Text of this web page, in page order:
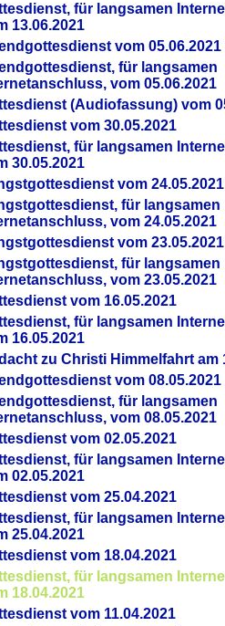
für langsamen
13.06.2021
vom 05.06.2021
für langsamen
vom 05.06.2021
(Audiofassung) vom
vom 30.05.2021
für langsamen
30.05.2021
vom 24.05.2021
für langsamen
vom 24.05.2021
vom 23.05.2021
für langsamen
vom 23.05.2021
vom 16.05.2021
für langsamen
16.05.2021
zu Christi Himmelfahrt am
vom 08.05.2021
für langsamen
vom 08.05.2021
vom 02.05.2021
für langsamen
02.05.2021
vom 25.04.2021
für langsamen
25.04.2021
vom 18.04.2021
für langsamen
18.04.2021
vom 11.04.2021